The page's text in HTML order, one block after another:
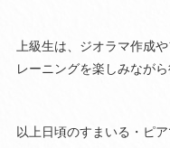
上級生は、ジオラマ作成
レーニングを楽しみながら
以上日頃のすまいる・ピ